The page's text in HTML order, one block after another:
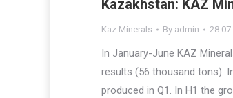
Kazakhstan: KAZ
Kaz Minerals By admin
In January-June KAZ
results (56 thousand tons).
produced in Q1. In H1 the